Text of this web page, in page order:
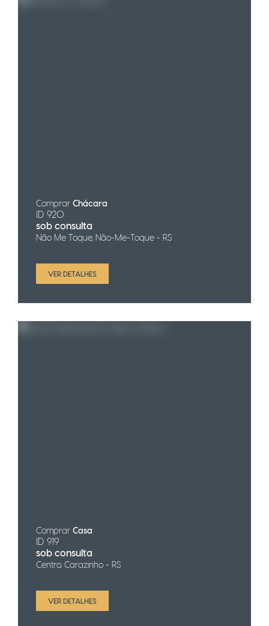
Comprar Chácara
ID 920
sob consulta
Não Me Toque, Não-Me-Toque - RS
VER DETALHES
Comprar Casa
ID 919
sob consulta
Centro, Carazinho - RS
VER DETALHES